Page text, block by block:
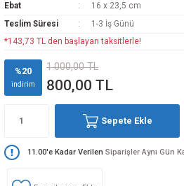
Ebat
16 x 23,5 cm
Teslim Süresi
1-3 İş Günü
*143,73 TL den başlayan taksitlerle!
%20
indirim
1.000,00 TL
800,00 TL
Sepete Ekle
11.00'e Kadar Verilen Siparişler Aynı Gün